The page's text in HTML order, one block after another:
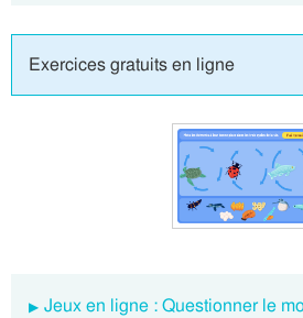
Exercices gratuits en ligne
Jeux en ligne : Questionner le